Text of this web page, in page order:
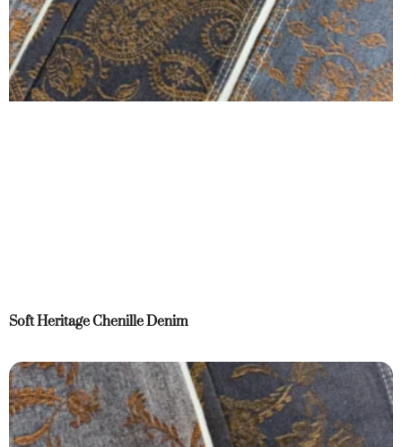
Soft Heritage Chenille Denim